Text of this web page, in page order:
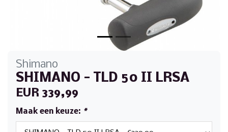
Shimano
SHIMANO - TLD 50 II LRSA
EUR 339,99
Maak een keuze: *